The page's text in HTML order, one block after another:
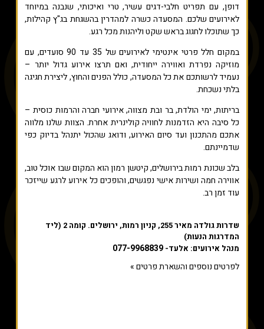
דופן, עם תפריט חלבי-דגים עשיר, טרי ואיכותי, שנבנה במיוחד
לאירועים שלכם. המסעדה כשרה למהדרין בהשגחת בג"ץ קהילות,
כך שתוכלו לחגוג בראש שקט וליהנות מכל רגע.
במקום חלל פרטי אינטימי לאירועים של 35 עד 90 סועדים, עם
מוזיקה נפרדת ואווירה ייחודית, ואם תרצו אירוע גדול יותר –
נעמיד לרשותכם את כל המסעדה, כולל הפנים והחוץ, ליצירת חגיגה
בלתי נשכחת.
בריתות, ימי הולדת, בר ובת מצווה, אירועי חברה והרמות כוסית –
כל סיבה היא הזדמנות לחוויה קולינרית אחרת. הצוות שלנו מלווה
אתכם מהתכנון ועד סיום האירוע, ודואג שהכול יתנהל בדיוק כפי
שדמיינתם.
בלב שכונת רמות בירושלים, קיטשן רמון הוא המקום שבו אוכל טוב,
אווירה חמה ושירות אישי נפגשים, והופכים כל אירוע לרגע שייזכר
עוד זמן רב.
שדרות גולדה מאיר 255, קניון רמות, ירושלים. קומה 2 (ליד
המדרגות הנעות)
מנהל אירועים: אלעד- 077-9968839
לפרטים נוספים והשארת פרטים »